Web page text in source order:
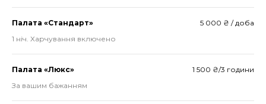
Палата «Стандарт»
5 000 ₴ / доба
1 ніч. Харчування включено
Палата «Люкс»
1 500 ₴/3 години
За вашим бажанням